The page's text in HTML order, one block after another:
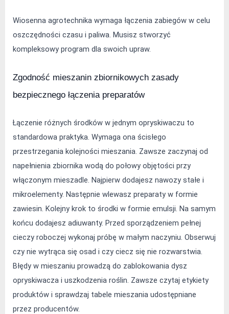
Wiosenna agrotechnika wymaga łączenia zabiegów w celu
oszczędności czasu i paliwa. Musisz stworzyć
kompleksowy program dla swoich upraw.
Zgodność mieszanin zbiornikowych zasady
bezpiecznego łączenia preparatów
Łączenie różnych środków w jednym opryskiwaczu to
standardowa praktyka. Wymaga ona ścisłego
przestrzegania kolejności mieszania. Zawsze zaczynaj od
napełnienia zbiornika wodą do połowy objętości przy
włączonym mieszadle. Najpierw dodajesz nawozy stałe i
mikroelementy. Następnie wlewasz preparaty w formie
zawiesin. Kolejny krok to środki w formie emulsji. Na samym
końcu dodajesz adiuwanty. Przed sporządzeniem pełnej
cieczy roboczej wykonaj próbę w małym naczyniu. Obserwuj
czy nie wytrąca się osad i czy ciecz się nie rozwarstwia.
Błędy w mieszaniu prowadzą do zablokowania dysz
opryskiwacza i uszkodzenia roślin. Zawsze czytaj etykiety
produktów i sprawdzaj tabele mieszania udostępniane
przez producentów.